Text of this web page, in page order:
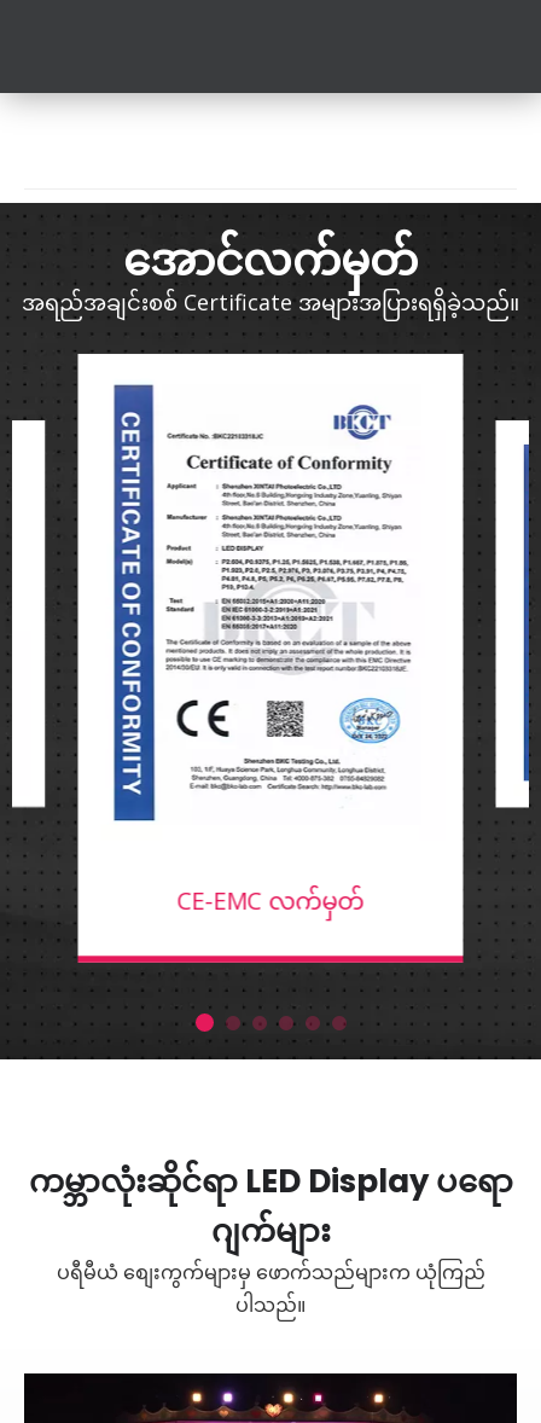
အောင်လက်မှတ်
အရည်အချင်းစစ် Certificate အများအပြားရရှိခဲ့သည်။
CE-EMC လက်မှတ်
ကမ္ဘာလုံးဆိုင်ရာ LED Display ပရော
ဂျက်များ
ပရီမီယံ စျေးကွက်များမှ ဖောက်သည်များက ယုံကြည်
ပါသည်။